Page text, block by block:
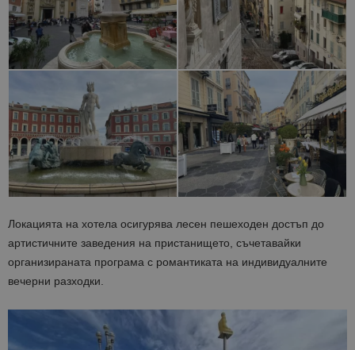
Локацията на хотела осигурява лесен пешеходен достъп до
артистичните заведения на пристанището, съчетавайки
организираната програма с романтиката на индивидуалните
вечерни разходки.